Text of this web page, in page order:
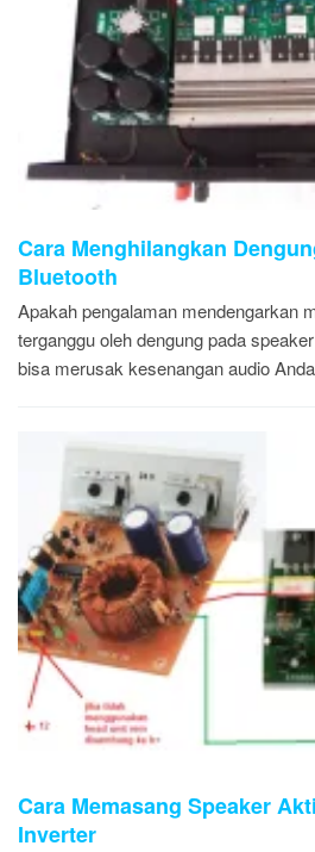
Cara Menghilangkan
Bluetooth
Apakah pengalaman mendengarkan
terganggu oleh dengung pada
bisa merusak kesenangan audio
Cara Memasang Speaker
Inverter